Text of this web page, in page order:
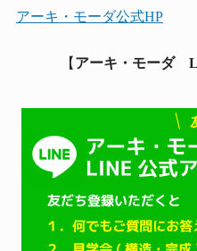
アーキ・モーダ公式HP
【 アーキ・モーダ